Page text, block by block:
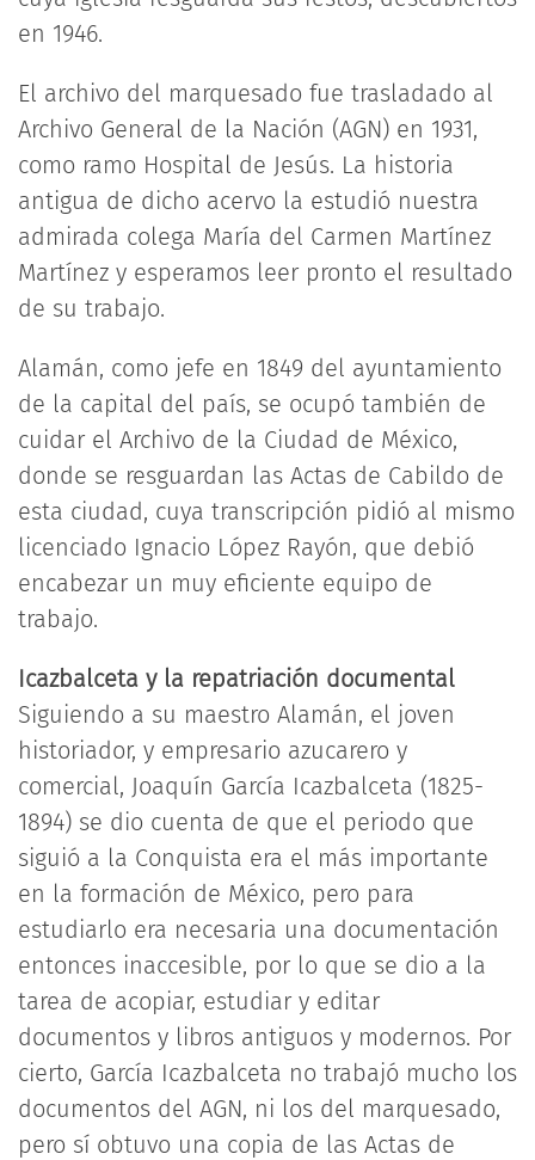
en 1946.
El archivo del marquesado fue trasladado al
Archivo General de la Nación (AGN) en 1931,
como ramo Hospital de Jesús. La historia
antigua de dicho acervo la estudió nuestra
admirada colega María del Carmen Martínez
Martínez y esperamos leer pronto el resultado
de su trabajo.
Alamán, como jefe en 1849 del ayuntamiento
de la capital del país, se ocupó también de
cuidar el Archivo de la Ciudad de México,
donde se resguardan las Actas de Cabildo de
esta ciudad, cuya transcripción pidió al mismo
licenciado Ignacio López Rayón, que debió
encabezar un muy eficiente equipo de
trabajo.
Icazbalceta y la repatriación documental
Siguiendo a su maestro Alamán, el joven
historiador, y empresario azucarero y
comercial, Joaquín García Icazbalceta (1825-
1894) se dio cuenta de que el periodo que
siguió a la Conquista era el más importante
en la formación de México, pero para
estudiarlo era necesaria una documentación
entonces inaccesible, por lo que se dio a la
tarea de acopiar, estudiar y editar
documentos y libros antiguos y modernos. Por
cierto, García Icazbalceta no trabajó mucho los
documentos del AGN, ni los del marquesado,
pero sí obtuvo una copia de las Actas de